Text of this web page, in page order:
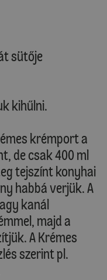
sütője
kihűlni.
krémport a
de csak 400 ml
tejszínt konyhai
habbá verjük. A
kanál
majd a
A Krémes
szerint pl.